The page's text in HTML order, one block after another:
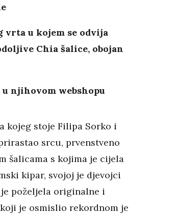
u kojem se odvija
Chia šalice, obojan
njihovom webshopu
kojeg stoje Filipa Sorko i
srcu, prvenstveno
šalicama s kojima je cijela
kipar, svojoj je djevojci
poželjela originalne i
je osmislio rekordnom je